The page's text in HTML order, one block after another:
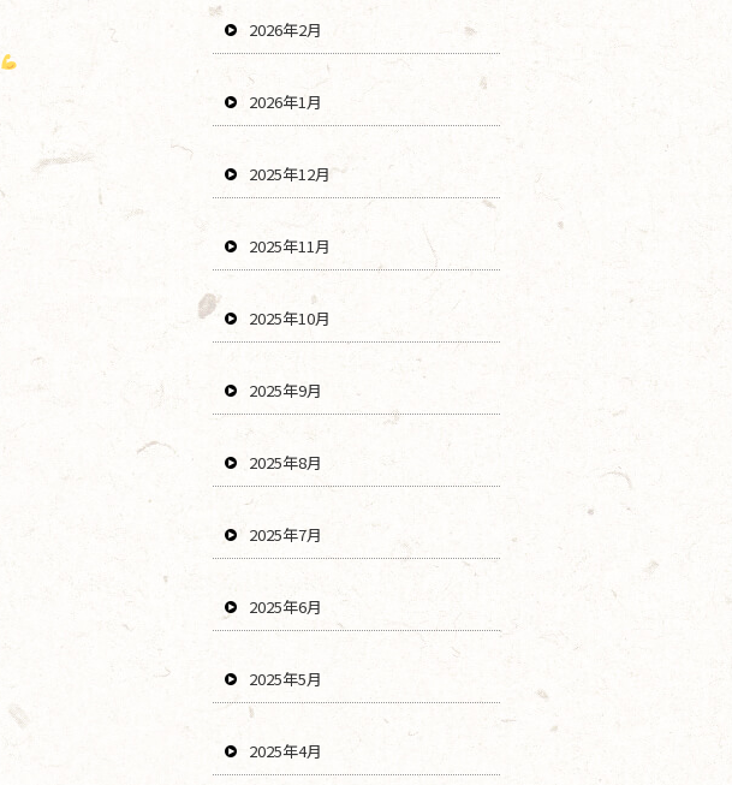
2026年2月
2026年1月
2025年12月
2025年11月
2025年10月
2025年9月
2025年8月
2025年7月
2025年6月
2025年5月
2025年4月